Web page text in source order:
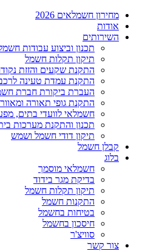
מחירון חשמלאים 2026
אודות
השירותים
תכנון וביצוע עבודות
תיקון תקלות חשמל
התקנת שקעים והזזת
התקנת עמדת טעינה
העברת ביקורת חברת
התקנת גופי תאורה
חשמלאי לוועדי בתים,
תכנון והתקנת מערכות
תיקון דודי חשמל ושמש
קבלן חשמל
בלוג
חשמלאי מוסמך
בדיקת מגר בידוד
תיקון תקלות חשמל
התקנות חשמל
בטיחות בחשמל
חיסכון בחשמל
סוויצ'ר
צור קשר